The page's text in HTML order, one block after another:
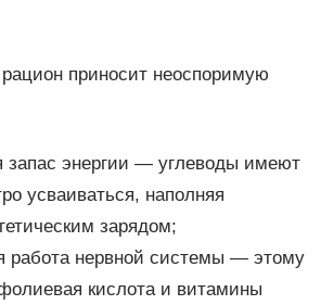
приносит неоспоримую
запас энергии — углеводы имеют
усваиваться, наполняя
зарядом;
работа нервной системы — этому
кислота и витамины